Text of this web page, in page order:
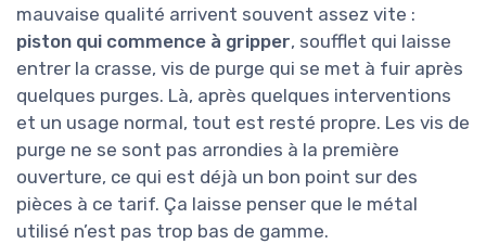
mauvaise qualité arrivent souvent assez vite :
piston qui commence à gripper, soufflet qui laisse
entrer la crasse, vis de purge qui se met à fuir après
quelques purges. Là, après quelques interventions
et un usage normal, tout est resté propre. Les vis de
purge ne se sont pas arrondies à la première
ouverture, ce qui est déjà un bon point sur des
pièces à ce tarif. Ça laisse penser que le métal
utilisé n’est pas trop bas de gamme.